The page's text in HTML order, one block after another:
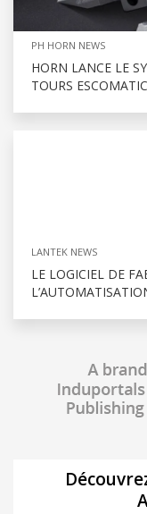
PH HORN NEWS
HORN LANCE LE
TOURS ESCOMATIC
LANTEK NEWS
LE LOGICIEL DE